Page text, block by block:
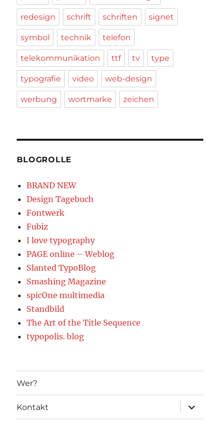
redesign schrift schriften signet
symbol technik telefon
telekommunikation ttf tv type
typografie video web-design
werbung wortmarke zeichen
BLOGROLLE
BRAND NEW
Design Tagebuch
Fontwerk
Fubiz
I love typography
PAGE online – Weblog
Slanted TypoBlog
Smashing Magazine
spicOne multimedia
Standbild
The Art of the Title Sequence
typopolis. blog
Wer?
Kontakt
öffnen